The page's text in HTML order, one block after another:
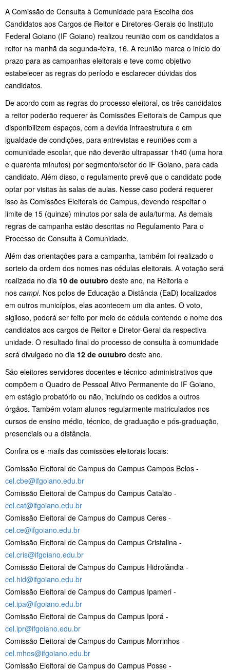
A Comissão de Consulta à Comunidade para Escolha dos
Candidatos aos Cargos de Reitor e Diretores-Gerais do Instituto
Federal Goiano (IF Goiano) realizou reunião com os candidatos a
reitor na manhã da segunda-feira, 16. A reunião marca o início do
prazo para as campanhas eleitorais e teve como objetivo
estabelecer as regras do período e esclarecer dúvidas dos
candidatos.
De acordo com as regras do processo eleitoral, os três candidatos
a reitor poderão requerer às Comissões Eleitorais de Campus que
disponibilizem espaços, com a devida infraestrutura e em
igualdade de condições, para entrevistas e reuniões com a
comunidade escolar, que não deverão ultrapassar 1h40 (uma hora
e quarenta minutos) por segmento/setor do IF Goiano, para cada
candidato. Além disso, o regulamento prevê que o candidato pode
optar por visitas às salas de aulas. Nesse caso poderá requerer
isso às Comissões Eleitorais de Campus, devendo respeitar o
limite de 15 (quinze) minutos por sala de aula/turma. As demais
regras de campanha estão descritas no Regulamento Para o
Processo de Consulta à Comunidade.
Além das orientações para a campanha, também foi realizado o
sorteio da ordem dos nomes nas cédulas eleitorais. A votação será
realizada no dia 10 de outubro deste ano, na Reitoria e
nos campi. Nos polos de Educação a Distância (EaD) localizados
em outros municípios, elas acontecem um dia antes. O voto,
sigiloso, poderá ser feito por meio de cédula contendo o nome dos
candidatos aos cargos de Reitor e Diretor-Geral da respectiva
unidade. O resultado final do processo de consulta à comunidade
será divulgado no dia 12 de outubro deste ano.
São eleitores servidores docentes e técnico-administrativos que
compõem o Quadro de Pessoal Ativo Permanente do IF Goiano,
em estágio probatório ou não, incluindo os cedidos a outros
órgãos. Também votam alunos regularmente matriculados nos
cursos de ensino médio, técnico, de graduação e pós-graduação,
presenciais ou a distância.
Confira os e-mails das comissões eleitorais locais:
Comissão Eleitoral de Campus do Campus Campos Belos -
cel.cbe@ifgoiano.edu.br
Comissão Eleitoral de Campus do Campus Catalão -
cel.cat@ifgoiano.edu.br
Comissão Eleitoral de Campus do Campus Ceres -
cel.ce@ifgoiano.edu.br
Comissão Eleitoral de Campus do Campus Cristalina -
cel.cris@ifgoiano.edu.br
Comissão Eleitoral de Campus do Campus Hidrolândia -
cel.hid@ifgoiano.edu.br
Comissão Eleitoral de Campus do Campus Ipameri -
cel.ipa@ifgoiano.edu.br
Comissão Eleitoral de Campus do Campus Iporá -
cel.ipr@ifgoiano.edu.br
Comissão Eleitoral de Campus do Campus Morrinhos -
cel.mhos@ifgoiano.edu.br
Comissão Eleitoral de Campus do Campus Posse -